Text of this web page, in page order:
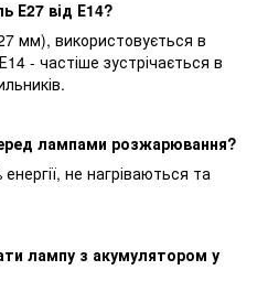
Е27 від Е14?
мм), використовується в
- частіше зустрічається в
лампами розжарювання?
не нагріваються та
лампу з акумулятором у